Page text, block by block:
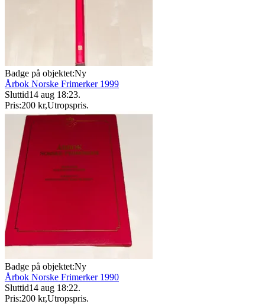
Badge på objektet:Ny
Årbok Norske Frimerker 1999
Sluttid14 aug 18:23.
Pris:200 kr,Utropspris.
Badge på objektet:Ny
Årbok Norske Frimerker 1990
Sluttid14 aug 18:22.
Pris:200 kr,Utropspris.